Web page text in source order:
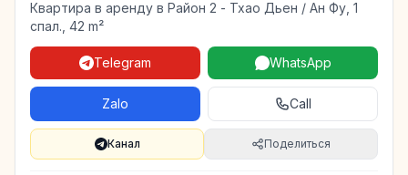
Квартира в аренду в Район 2 - Тхао Дьен / Ан Фу, 1
спал., 42 m²
Telegram WhatsApp
Zalo Call
Канал Поделиться